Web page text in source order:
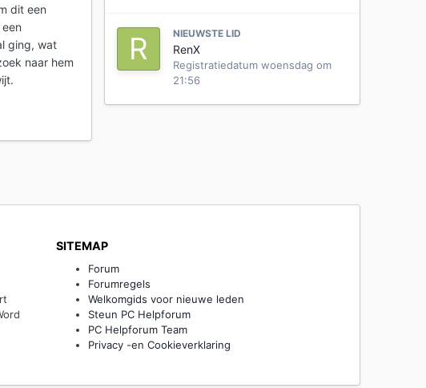
dit een
ging, wat
naar hem
NIEUWSTE LID
RenX
Registratiedatum woensdag om
21:56
SITEMAP
Forum
Forumregels
Welkomgids voor nieuwe leden
Steun PC Helpforum
PC Helpforum Team
Privacy -en Cookieverklaring